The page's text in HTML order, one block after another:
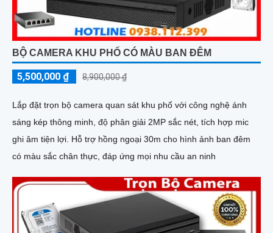
BỘ CAMERA KHU PHỐ CÓ MÀU BAN ĐÊM
5,500,000 ₫ 8,900,000 ₫
Lắp đặt trọn bộ camera quan sát khu phố với công nghệ ánh
sáng kép thông minh, độ phân giải 2MP sắc nét, tích hợp mic
ghi âm tiện lợi. Hỗ trợ hồng ngoại 30m cho hình ảnh ban đêm
có màu sắc chân thực, đáp ứng mọi nhu cầu an ninh